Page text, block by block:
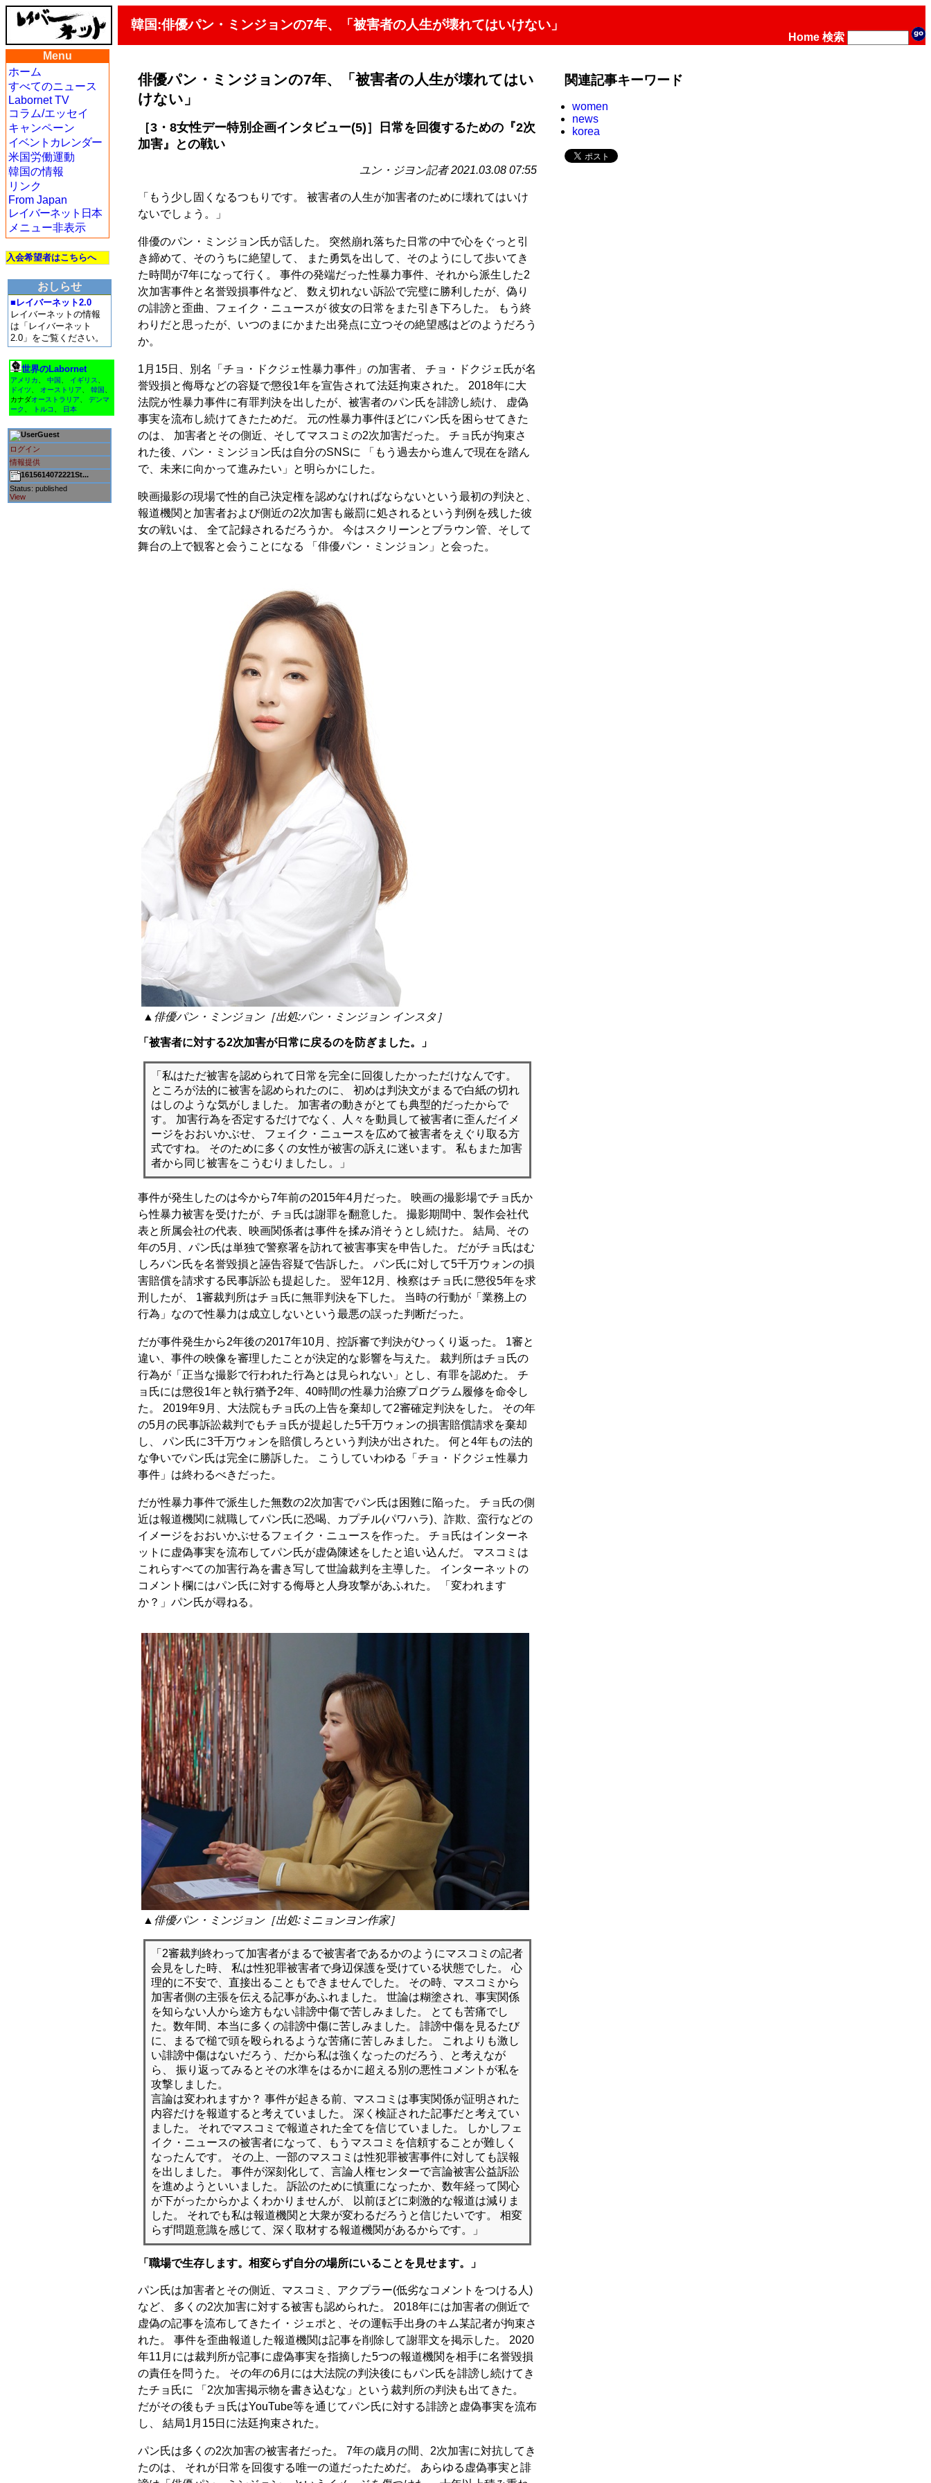
韓国:俳優パン・ミンジョンの7年、「被害者の人生が壊れてはいけない」
Home 検索
Menu
ホーム
すべてのニュース
Labornet TV
コラム/エッセイ
キャンペーン
イベントカレンダー
米国労働運動
韓国の情報
リンク
From Japan
レイバーネット日本
メニュー非表示
入会希望者はこちらへ
おしらせ
■レイバーネット2.0
レイバーネットの情報
は「レイバーネット
2.0」をご覧ください。
世界のLabornet
アメリカ 中国 イギリス
ドイツ
オーストリア 韓国
カナダオーストラリア
デンマ
ーク
トルコ 日本
Guest
ログイン
情報提供
1615614072221St...
Status: published
View
俳優パン・ミンジョンの7年、「被害者の人生が壊れてはい
けない」
［3・8女性デー特別企画インタビュー(5)］日常を回復するための『2次
加害』との戦い
ユン・ジヨン記者 2021.03.08 07:55
「もう少し固くなるつもりです。 被害者の人生が加害者のために壊れてはいけ
ないでしょう。」
俳優のパン・ミンジョン氏が話した。 突然崩れ落ちた日常の中で心をぐっと引
き締めて、そのうちに絶望して、 また勇気を出して、そのようにして歩いてき
た時間が7年になって行く。 事件の発端だった性暴力事件、それから派生した2
次加害事件と名誉毀損事件など、 数え切れない訴訟で完璧に勝利したが、偽り
の誹謗と歪曲、フェイク・ニュースが 彼女の日常をまた引き下ろした。 もう終
わりだと思ったが、いつのまにかまた出発点に立つその絶望感はどのようだろう
か。
1月15日、別名「チョ・ドクジェ性暴力事件」の加害者、 チョ・ドクジェ氏が名
誉毀損と侮辱などの容疑で懲役1年を宣告されて法廷拘束された。 2018年に大
法院が性暴力事件に有罪判決を出したが、被害者のパン氏を誹謗し続け、 虚偽
事実を流布し続けてきたためだ。 元の性暴力事件ほどにバン氏を困らせてきた
のは、 加害者とその側近、そしてマスコミの2次加害だった。 チョ氏が拘束さ
れた後、パン・ミンジョン氏は自分のSNSに 「もう過去から進んで現在を踏ん
で、未来に向かって進みたい」と明らかにした。
映画撮影の現場で性的自己決定権を認めなければならないという最初の判決と、
報道機関と加害者および側近の2次加害も厳罰に処されるという判例を残した彼
女の戦いは、 全て記録されるだろうか。 今はスクリーンとブラウン管、そして
舞台の上で観客と会うことになる 「俳優パン・ミンジョン」と会った。
▲俳優パン・ミンジョン［出処:パン・ミンジョン インスタ］
「被害者に対する2次加害が日常に戻るのを防ぎました。」
「私はただ被害を認められて日常を完全に回復したかっただけなんです。
ところが法的に被害を認められたのに、 初めは判決文がまるで白紙の切れ
はしのような気がしました。 加害者の動きがとても典型的だったからで
す。 加害行為を否定するだけでなく、人々を動員して被害者に歪んだイメ
ージをおおいかぶせ、 フェイク・ニュースを広めて被害者をえぐり取る方
式ですね。 そのために多くの女性が被害の訴えに迷います。 私もまた加害
者から同じ被害をこうむりましたし。」
事件が発生したのは今から7年前の2015年4月だった。 映画の撮影場でチョ氏か
ら性暴力被害を受けたが、チョ氏は謝罪を翻意した。 撮影期間中、製作会社代
表と所属会社の代表、映画関係者は事件を揉み消そうとし続けた。 結局、その
年の5月、パン氏は単独で警察署を訪れて被害事実を申告した。 だがチョ氏はむ
しろパン氏を名誉毀損と誣告容疑で告訴した。 パン氏に対して5千万ウォンの損
害賠償を請求する民事訴訟も提起した。 翌年12月、検察はチョ氏に懲役5年を求
刑したが、 1審裁判所はチョ氏に無罪判決を下した。 当時の行動が「業務上の
行為」なので性暴力は成立しないという最悪の誤った判断だった。
だが事件発生から2年後の2017年10月、控訴審で判決がひっくり返った。 1審と
違い、事件の映像を審理したことが決定的な影響を与えた。 裁判所はチョ氏の
行為が「正当な撮影で行われた行為とは見られない」とし、有罪を認めた。 チ
ョ氏には懲役1年と執行猶予2年、40時間の性暴力治療プログラム履修を命令し
た。 2019年9月、大法院もチョ氏の上告を棄却して2審確定判決をした。 その年
の5月の民事訴訟裁判でもチョ氏が提起した5千万ウォンの損害賠償請求を棄却
し、 パン氏に3千万ウォンを賠償しろという判決が出された。 何と4年もの法的
な争いでパン氏は完全に勝訴した。 こうしていわゆる「チョ・ドクジェ性暴力
事件」は終わるべきだった。
だが性暴力事件で派生した無数の2次加害でパン氏は困難に陥った。 チョ氏の側
近は報道機関に就職してパン氏に恐喝、カプチル(パワハラ)、詐欺、蛮行などの
イメージをおおいかぶせるフェイク・ニュースを作った。 チョ氏はインターネ
ットに虚偽事実を流布してパン氏が虚偽陳述をしたと追い込んだ。 マスコミは
これらすべての加害行為を書き写して世論裁判を主導した。 インターネットの
コメント欄にはパン氏に対する侮辱と人身攻撃があふれた。 「変われます
か？」パン氏が尋ねる。
▲俳優パン・ミンジョン［出処:ミニョンヨン作家］
「2審裁判終わって加害者がまるで被害者であるかのようにマスコミの記者
会見をした時、 私は性犯罪被害者で身辺保護を受けている状態でした。 心
理的に不安で、直接出ることもできませんでした。 その時、マスコミから
加害者側の主張を伝える記事があふれました。 世論は糊塗され、事実関係
を知らない人から途方もない誹謗中傷で苦しみました。 とても苦痛でし
た。数年間、本当に多くの誹謗中傷に苦しみました。 誹謗中傷を見るたび
に、まるで槌で頭を殴られるような苦痛に苦しみました。 これよりも激し
い誹謗中傷はないだろう、だから私は強くなったのだろう、と考えなが
ら、 振り返ってみるとその水準をはるかに超える別の悪性コメントが私を
攻撃しました。
言論は変われますか？ 事件が起きる前、マスコミは事実関係が証明された
内容だけを報道すると考えていました。 深く検証された記事だと考えてい
ました。 それでマスコミで報道された全てを信じていました。 しかしフェ
イク・ニュースの被害者になって、もうマスコミを信頼することが難しく
なったんです。 その上、一部のマスコミは性犯罪被害事件に対しても誤報
を出しました。 事件が深刻化して、言論人権センターで言論被害公益訴訟
を進めようといいました。 訴訟のために慎重になったか、数年経って関心
が下がったからかよくわかりませんが、 以前ほどに刺激的な報道は減りま
した。 それでも私は報道機関と大衆が変わるだろうと信じたいです。 相変
らず問題意識を感じて、深く取材する報道機関があるからです。」
「職場で生存します。相変らず自分の場所にいることを見せます。」
パン氏は加害者とその側近、マスコミ、アクプラー(低劣なコメントをつける人)
など、 多くの2次加害に対する被害も認められた。 2018年には加害者の側近で
虚偽の記事を流布してきたイ・ジェポと、その運転手出身のキム某記者が拘束さ
れた。 事件を歪曲報道した報道機関は記事を削除して謝罪文を掲示した。 2020
年11月には裁判所が記事に虚偽事実を指摘した5つの報道機関を相手に名誉毀損
の責任を問うた。 その年の6月には大法院の判決後にもパン氏を誹謗し続けてき
たチョ氏に 「2次加害掲示物を書き込むな」という裁判所の判決も出てきた。
だがその後もチョ氏はYouTube等を通じてパン氏に対する誹謗と虚偽事実を流布
し、 結局1月15日に法廷拘束された。
パン氏は多くの2次加害の被害者だった。 7年の歳月の間、2次加害に対抗してき
たのは、 それが日常を回復する唯一の道だったためだ。 あらゆる虚偽事実と誹
関連記事キーワード
women
news
korea